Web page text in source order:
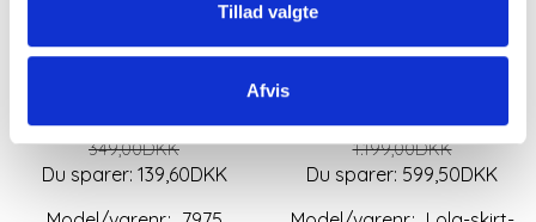
Tillad valgte
Afvis
SWEATPANTS FRA
209,40DKK
349,00DKK
Du sparer: 139,60DKK
LANG SILKE NEDERDEL
FRA PHJ
599,50DKK
1.199,00DKK
Du sparer: 599,50DKK